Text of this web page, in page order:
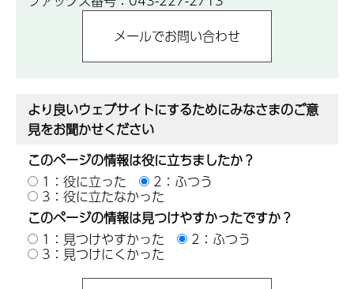
より良いウェブサイトにするためにみなさまのご意
見をお聞かせください
このページの情報は役に立ちましたか？
1：役に立った
2：ふつう
3：役に立たなかった
このページの情報は見つけやすかったですか？
1：見つけやすかった
2：ふつう
3：見つけにくかった